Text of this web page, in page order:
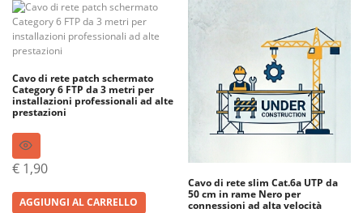
Cavo di rete patch schermato
Category 6 FTP da 3 metri per
installazioni professionali ad alte
prestazioni
€ 1,90
AGGIUNGI AL CARRELLO
Cavo di rete slim Cat.6a UTP da
50 cm in rame Nero per
connessioni ad alta velocità